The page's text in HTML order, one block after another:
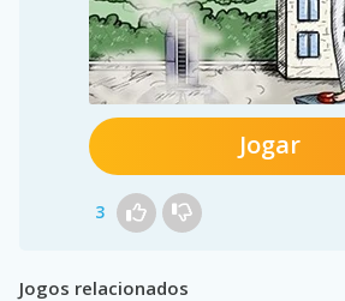
Jogar
3
Jogos relacionados